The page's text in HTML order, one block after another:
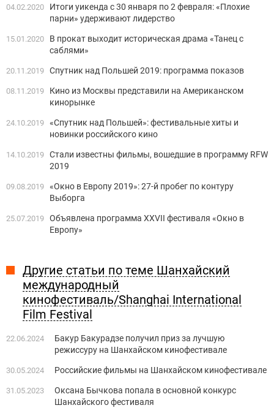
04.02.2020
Итоги уикенда с 30 января по 2 февраля: «Плохие
парни» удерживают лидерство
15.01.2020
В прокат выходит историческая драма «Танец с
саблями»
20.11.2019 Спутник над Польшей 2019: программа показов
08.11.2019
Кино из Москвы представили на Американском
кинорынке
24.10.2019 «Спутник над Польшей»: фестивальные хиты и
новинки российского кино
14.10.2019 Стали известны фильмы, вошедшие в программу RFW
2019
09.08.2019 «Окно в Европу 2019»: 27-й пробег по контуру
Выборга
25.07.2019 Объявлена программа XXVII фестиваля «Окно в
Европу»
Другие статьи по теме Шанхайский
международный
кинофестиваль/Shanghai International
Film Festival
22.06.2024
Бакур Бакурадзе получил приз за лучшую
режиссуру на Шанхайском кинофестивале
30.05.2024 Российские фильмы на Шанхайском кинофестивале
31.05.2023
Оксана Бычкова попала в основной конкурс
Шанхайского фестиваля